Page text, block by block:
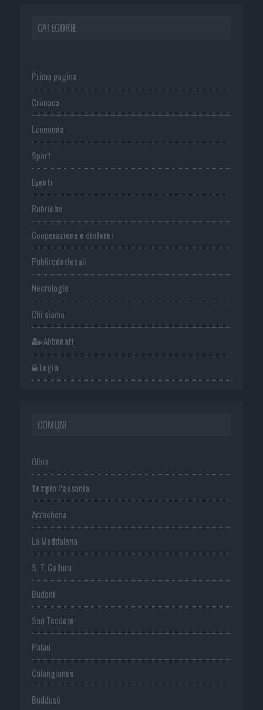
CATEGORIE
Prima pagina
Cronaca
Economia
Sport
Eventi
Rubriche
Cooperazione e dintorni
Publiredazionali
Necrologie
Chi siamo
Abbonati
Login
COMUNI
Olbia
Tempio Pausania
Arzachena
La Maddalena
S. T. Gallura
Budoni
San Teodoro
Palau
Calangianus
Buddusò